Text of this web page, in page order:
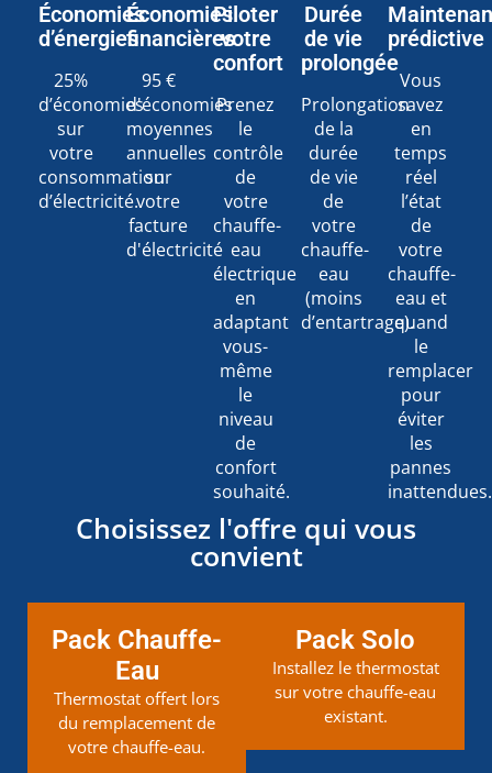
Économies
d’énergies
25%
d’économies
sur
votre
consommation
d’électricité.
Économies
financières
95 €
d'économies
moyennes
annuelles
sur
votre
facture
d'électricité
Piloter
votre
confort
Prenez
le
contrôle
de
votre
chauffe-
eau
électrique
en
adaptant
vous-
même
le
niveau
de
confort
souhaité.
Durée
de vie
prolongée
Prolongation
de la
durée
de vie
de
votre
chauffe-
eau
(moins
d’entartrage).
prédictive
Vous
savez
en
temps
réel
l’état
de
votre
chauffe-
eau et
quand
le
remplacer
pour
éviter
les
pannes
inattendues.
Choisissez l'offre qui vous
convient
Pack Chauffe-
Eau
Thermostat offert lors
du remplacement de
votre chauffe-eau.
Pack Solo
Installez le thermostat
sur votre chauffe-eau
existant.